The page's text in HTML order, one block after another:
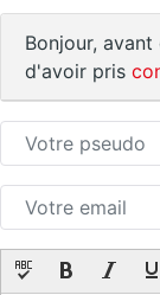
Bonjour,
d'avoir pris